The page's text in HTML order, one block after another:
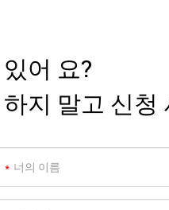
어 요?
지 말고 신청